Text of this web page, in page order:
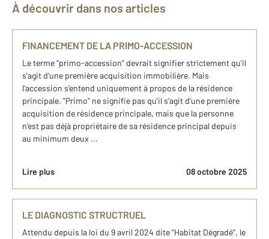
À découvrir dans nos articles
FINANCEMENT DE LA PRIMO-ACCESSION
Le terme "primo-accession" devrait signifier strictement qu'il
s'agit d'une première acquisition immobilière. Mais
l'accession s'entend uniquement à propos de la résidence
principale. "Primo" ne signifie pas qu'il s'agit d'une première
acquisition de résidence principale, mais que la personne
n'est pas déjà propriétaire de sa résidence principal depuis
au minimum deux ...
Lire plus 08 octobre 2025
LE DIAGNOSTIC STRUCTRUEL
Attendu depuis la loi du 9 avril 2024 dite "Habitat Dégradé", le